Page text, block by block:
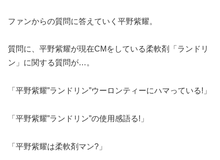
ファンからの質問に答えていく平野紫耀。
質問に、平野紫耀が現在CMをしている柔軟剤「ランドリ
ン」に関する質問が…。
「平野紫耀”ランドリン”ウーロンティーにハマっている!」
「平野紫耀”ランドリン”の使用感語る!」
「平野紫耀は柔軟剤マン?」